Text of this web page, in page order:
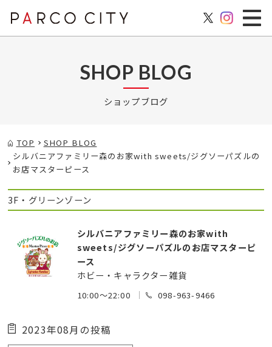
SHOP BLOG
ショップブログ
TOP
SHOP BLOG
シルバニアファミリー森のお家with sweets/ジグソーパズルの
お店マスターピース
3F・グリーンゾーン
シルバニアファミリー森のお家with
sweets/ジグソーパズルのお店マスターピ
ース
ホビー・キャラクター雑貨
10:00～22:00 098-963-9466
2023年08月の投稿